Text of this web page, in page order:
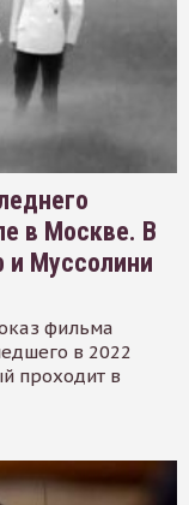
в Москве. В
и Муссолини
фильма
в 2022
проходит в